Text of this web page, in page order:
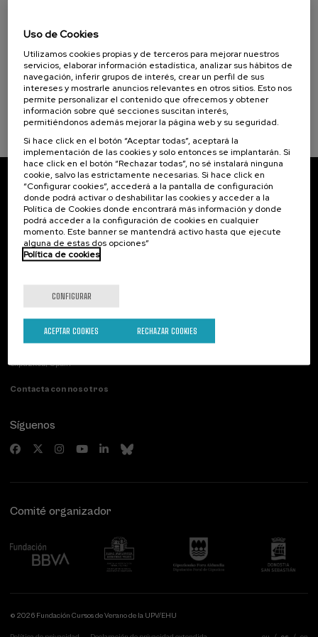
Objetivos de desarrollo sostenible
victimización a la reparación
20 h. Español Euskera .
DESDE25 €
plazas
pasada
de
espera
de
matrícula
finalizado
Suscríbete a nuestro boletín
Inscríbete para ser el primero/a en recibir las
novedades de UIK.
Suscribirse
Contacto
Gipuzkoa, Spain
Contacta con nosotros
Síguenos
Comité organizador
© 2026 Fundación Cursos de Verano de la UPV/EHU
Uso de Cookies
Utilizamos cookies propias y de terceros para mejorar nuestros
servicios, elaborar información estadística, analizar sus hábitos de
navegación, inferir grupos de interés, crear un perfil de sus
intereses y mostrarle anuncios relevantes en otros sitios. Esto nos
permite personalizar el contenido que ofrecemos y obtener
información sobre qué secciones suscitan interés,
permitiéndonos además mejorar la página web y su seguridad.
Si hace click en el botón “Aceptar todas”, aceptará la
implementación de las cookies y solo entonces se implantarán. Si
hace click en el botón “Rechazar todas”, no sé instalará ninguna
cookie, salvo las estrictamente necesarias. Si hace click en
“Configurar cookies”, accederá a la pantalla de configuración
donde podrá activar o deshabilitar las cookies y acceder a la
Política de Cookies donde encontrará más información y donde
podrá acceder a la configuración de cookies en cualquier
momento. Este banner se mantendrá activo hasta que ejecute
alguna de estas dos opciones”
Política de cookies
CONFIGURAR
RECHAZAR COOKIES
ACEPTAR COOKIES